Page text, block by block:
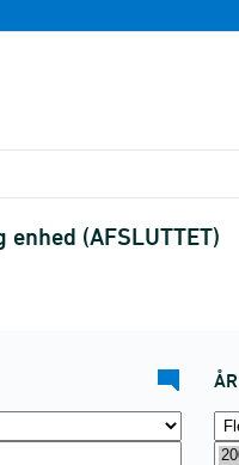
(AFSLUTTET)
ÅR